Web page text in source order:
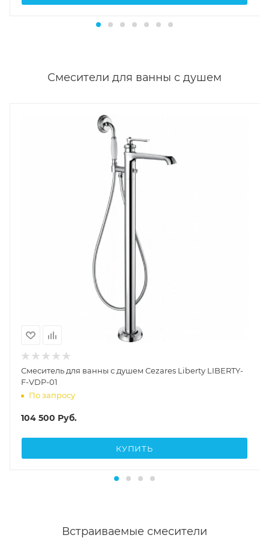
Смесители для ванны с душем
Смеситель для ванны с душем Cezares Liberty LIBERTY-
F-VDP-01
По запросу
104 500 Руб.
КУПИТЬ
Встраиваемые смесители